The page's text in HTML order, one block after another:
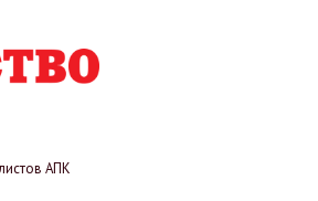
АПК